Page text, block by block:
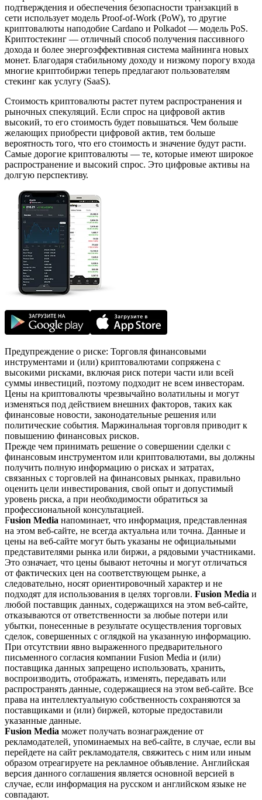
подтверждения и обеспечения безопасности транзакций в
сети использует модель Proof-of-Work (PoW), то другие
криптовалюты наподобие Cardano и Polkadot — модель PoS.
Криптостекинг — отличный способ получения пассивного
дохода и более энергоэффективная система майнинга новых
монет. Благодаря стабильному доходу и низкому порогу входа
многие криптобиржи теперь предлагают пользователям
стекинг как услугу (SaaS).
Стоимость криптовалюты растет путем распространения и
рыночных спекуляций. Если спрос на цифровой актив
высокий, то его стоимость будет повышаться. Чем больше
желающих приобрести цифровой актив, тем больше
вероятность того, что его стоимость и значение будут расти.
Самые дорогие криптовалюты — те, которые имеют широкое
распространение и высокий спрос. Это цифровые активы на
долгую перспективу.
Предупреждение о риске: Торговля финансовыми
инструментами и (или) криптовалютами сопряжена с
высокими рисками, включая риск потери части или всей
суммы инвестиций, поэтому подходит не всем инвесторам.
Цены на криптовалюты чрезвычайно волатильны и могут
изменяться под действием внешних факторов, таких как
финансовые новости, законодательные решения или
политические события. Маржинальная торговля приводит к
повышению финансовых рисков.
Прежде чем принимать решение о совершении сделки с
финансовым инструментом или криптовалютами, вы должны
получить полную информацию о рисках и затратах,
связанных с торговлей на финансовых рынках, правильно
оценить цели инвестирования, свой опыт и допустимый
уровень риска, а при необходимости обратиться за
профессиональной консультацией.
Fusion Media напоминает, что информация, представленная
на этом веб-сайте, не всегда актуальна или точна. Данные и
цены на веб-сайте могут быть указаны не официальными
представителями рынка или биржи, а рядовыми участниками.
Это означает, что цены бывают неточны и могут отличаться
от фактических цен на соответствующем рынке, а
следовательно, носят ориентировочный характер и не
подходят для использования в целях торговли. Fusion Media и
любой поставщик данных, содержащихся на этом веб-сайте,
отказываются от ответственности за любые потери или
убытки, понесенные в результате осуществления торговых
сделок, совершенных с оглядкой на указанную информацию.
При отсутствии явно выраженного предварительного
письменного согласия компании Fusion Media и (или)
поставщика данных запрещено использовать, хранить,
воспроизводить, отображать, изменять, передавать или
распространять данные, содержащиеся на этом веб-сайте. Все
права на интеллектуальную собственность сохраняются за
поставщиками и (или) биржей, которые предоставили
указанные данные.
Fusion Media может получать вознаграждение от
рекламодателей, упоминаемых на веб-сайте, в случае, если вы
перейдете на сайт рекламодателя, свяжитесь с ним или иным
образом отреагируете на рекламное объявление. Английская
версия данного соглашения является основной версией в
случае, если информация на русском и английском языке не
совпадают.